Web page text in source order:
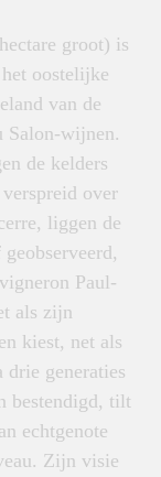
groot) is
oostelijke
van de
Salon-wijnen.
de kelders
over
liggen de
Paul-
als zijn
kiest, net als
generaties
bestendigd, tilt
echtgenote
Zijn visie